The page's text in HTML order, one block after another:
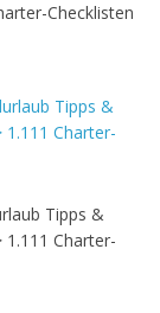
Checklisten
Tipps &
1.111 Charter-